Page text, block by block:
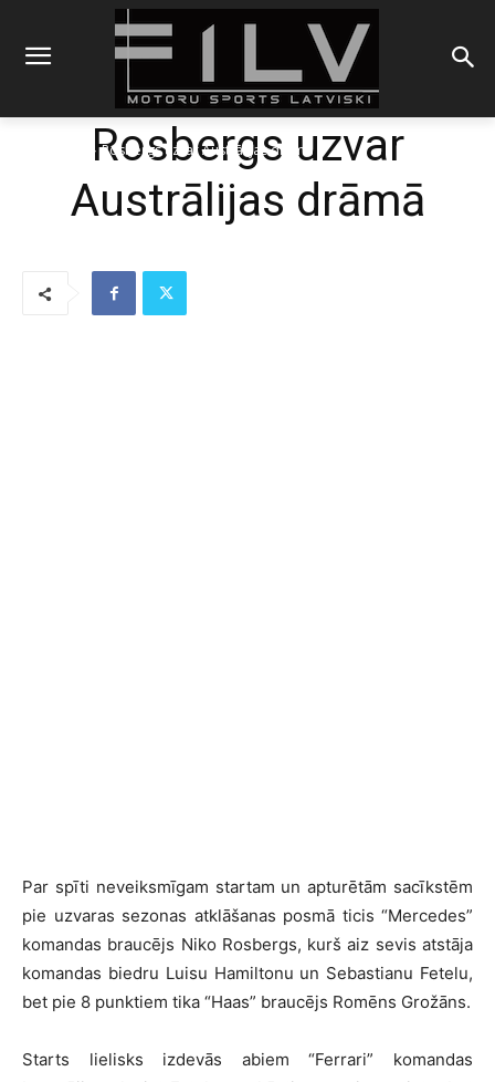
Rosbergs uzvar Austrālijas drāmā
Rosbergs uzvar
Austrālijas drāmā
Par spīti neveiksmīgam startam un apturētām sacīkstēm
pie uzvaras sezonas atklāšanas posmā ticis “Mercedes”
komandas braucējs Niko Rosbergs, kurš aiz sevis atstāja
komandas biedru Luisu Hamiltonu un Sebastianu Fetelu,
bet pie 8 punktiem tika “Haas” braucējs Romēns Grožāns.
Starts lielisks izdevās abiem “Ferrari” komandas